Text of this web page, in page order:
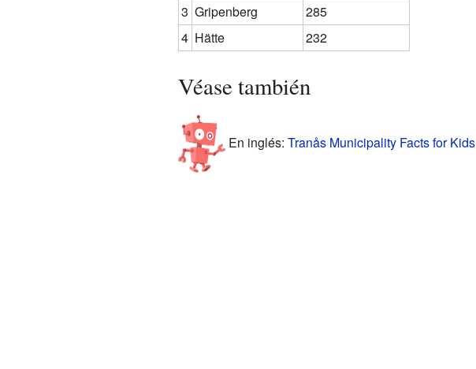
3 Gripenberg
285
4 Hätte 232
Véase también
En inglés: Tranås Municipality Facts for Kids